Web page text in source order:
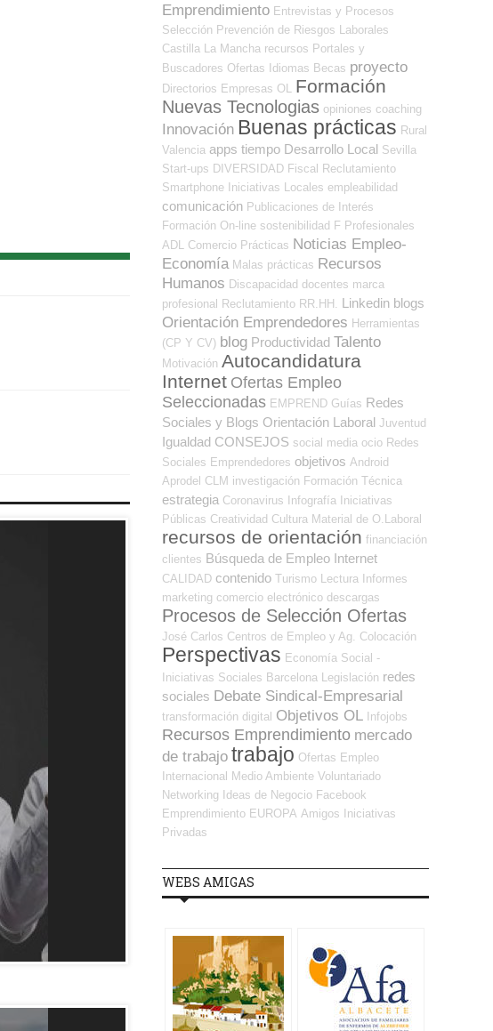
Emprendimiento Entrevistas y Procesos
Selección Prevención de Riesgos Laborales
Castilla La Mancha recursos Portales y
Buscadores Ofertas
Idiomas Becas proyecto
Directorios Empresas OL Formación
Nuevas Tecnologias opiniones coaching
Innovación Buenas prácticas Rural
Valencia apps tiempo Desarrollo Local Sevilla
Start-ups DIVERSIDAD Fiscal
Reclutamiento
Smartphone Iniciativas Locales empleabilidad
comunicación Publicaciones de Interés
Formación On-line sostenibilidad F Profesionales
ADL
Comercio Prácticas Noticias Empleo-
Economía Malas prácticas Recursos
Humanos Discapacidad docentes marca
profesional
Reclutamiento RR.HH. Linkedin blogs
Orientación Emprendedores Herramientas
(CP Y CV) blog Productividad Talento
Motivación Autocandidatura
Internet Ofertas Empleo
Seleccionadas EMPREND Guías Redes
Sociales y Blogs Orientación Laboral Juventud
Igualdad CONSEJOS social media ocio Redes
Sociales Emprendedores objetivos Android
Aprodel CLM investigación Formación Técnica
estrategia Coronavirus Infografía
Iniciativas
Públicas Creatividad Cultura Material de O.Laboral
recursos de orientación financiación
clientes Búsqueda de Empleo Internet
CALIDAD contenido Turismo Lectura
Informes
marketing comercio electrónico descargas
Procesos de Selección Ofertas
José Carlos Centros de Empleo y Ag. Colocación
Perspectivas Economía Social -
Iniciativas Sociales Barcelona Legislación redes
sociales Debate Sindical-Empresarial
transformación digital Objetivos OL Infojobs
Recursos Emprendimiento mercado
de trabajo trabajo Ofertas Empleo
Internacional
Medio Ambiente Voluntariado
Networking
Ideas de Negocio Facebook
Emprendimiento EUROPA Amigos
Iniciativas
Privadas
WEBS AMIGAS